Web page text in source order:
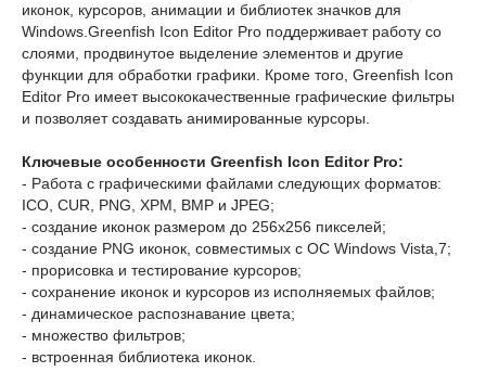
иконок, курсоров, анимации и библиотек значков для
Windows.Greenfish Icon Editor Pro поддерживает работу со
слоями, продвинутое выделение элементов и другие
функции для обработки графики. Кроме того, Greenfish Icon
Editor Pro имеет высококачественные графические фильтры
и позволяет создавать анимированные курсоры.
Ключевые особенности Greenfish Icon Editor Pro:
- Работа с графическими файлами следующих форматов:
ICO, CUR, PNG, XPM, BMP и JPEG;
- создание иконок размером до 256x256 пикселей;
- создание PNG иконок, совместимых с ОС Windows Vista,7;
- прорисовка и тестирование курсоров;
- сохранение иконок и курсоров из исполняемых файлов;
- динамическое распознавание цвета;
- множество фильтров;
- встроенная библиотека иконок.